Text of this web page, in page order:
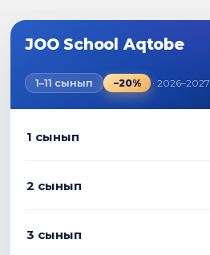
JOO School Aqtobe
1–11 сынып −20% · 2026–2027
1 сынып
2 сынып
3 сынып